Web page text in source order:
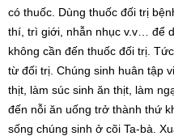
có thuốc. Dùng thuốc đối trị
thí, trì giới, nhẫn nhục v.v… để
không cần đến thuốc đối trị.
từ đối trị. Chúng sinh huân tập
thịt, làm súc sinh ăn thịt, làm
đến nỗi ăn uống trở thành thứ
sống chúng sinh ở cõi Ta-bà.